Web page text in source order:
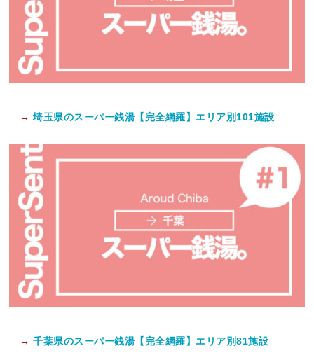
→ 埼玉県のスーパー銭湯【完全網羅】エリア別101施設
→ 千葉県のスーパー銭湯【完全網羅】エリア別81施設